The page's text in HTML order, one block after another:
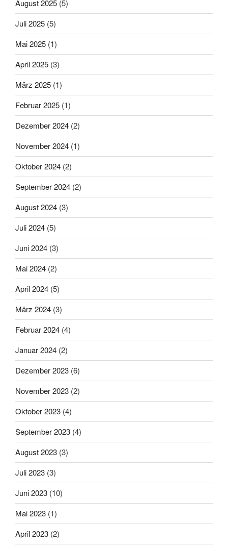
August 2025 (5)
Juli 2025 (5)
Mai 2025 (1)
April 2025 (3)
März 2025 (1)
Februar 2025 (1)
Dezember 2024 (2)
November 2024 (1)
Oktober 2024 (2)
September 2024 (2)
August 2024 (3)
Juli 2024 (5)
Juni 2024 (3)
Mai 2024 (2)
April 2024 (5)
März 2024 (3)
Februar 2024 (4)
Januar 2024 (2)
Dezember 2023 (6)
November 2023 (2)
Oktober 2023 (4)
September 2023 (4)
August 2023 (3)
Juli 2023 (3)
Juni 2023 (10)
Mai 2023 (1)
April 2023 (2)